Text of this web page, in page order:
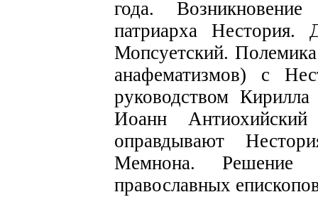
года. Возникновение
патриарха Нестория.
Мопсуетский.
анафематизмов) с
руководством
Иоанн Антиохийский
оправдывают
Мемнона. Решение
православных